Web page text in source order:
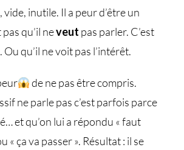
inutile. Il a peur d’être un
pas qu’il neveut pas parler. C’est
Ou qu’il ne voit pas l’intérêt.
de ne pas être compris.
ne parle pas​ c’est parfois parce
et qu’on lui a répondu « faut
« ça va passer ». Résultat : il se